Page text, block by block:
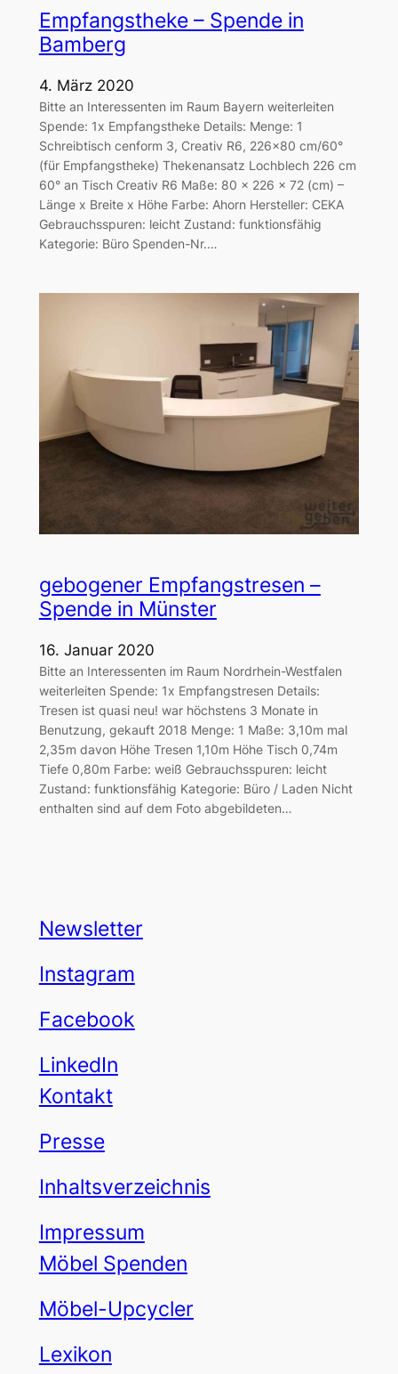
Empfangstheke – Spende in
Bamberg
4. März 2020
Bitte an Interessenten im Raum Bayern weiterleiten
Spende: 1x Empfangstheke Details: Menge: 1
Schreibtisch cenform 3, Creativ R6, 226×80 cm/60°
(für Empfangstheke) Thekenansatz Lochblech 226 cm
60° an Tisch Creativ R6 Maße: 80 x 226 x 72 (cm) –
Länge x Breite x Höhe Farbe: Ahorn Hersteller: CEKA
Gebrauchsspuren: leicht Zustand: funktionsfähig
Kategorie: Büro Spenden-Nr.…
gebogener Empfangstresen –
Spende in Münster
16. Januar 2020
Bitte an Interessenten im Raum Nordrhein-Westfalen
weiterleiten Spende: 1x Empfangstresen Details:
Tresen ist quasi neu! war höchstens 3 Monate in
Benutzung, gekauft 2018 Menge: 1 Maße: 3,10m mal
2,35m davon Höhe Tresen 1,10m Höhe Tisch 0,74m
Tiefe 0,80m Farbe: weiß Gebrauchsspuren: leicht
Zustand: funktionsfähig Kategorie: Büro / Laden Nicht
enthalten sind auf dem Foto abgebildeten…
Newsletter
Instagram
Facebook
LinkedIn
Kontakt
Presse
Inhaltsverzeichnis
Impressum
Möbel Spenden
Möbel-Upcycler
Lexikon